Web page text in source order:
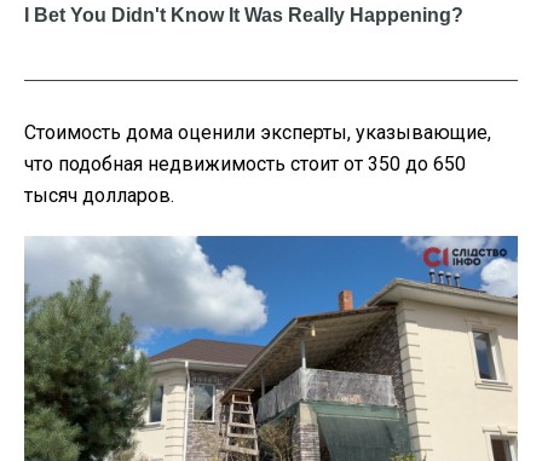
Стоимость дома оценили эксперты, указывающие,
что подобная недвижимость стоит от 350 до 650
тысяч долларов.